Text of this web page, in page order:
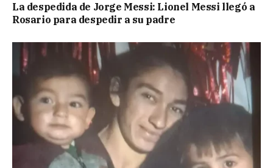
La despedida de Jorge Messi: Lionel Messi llegó a
Rosario para despedir a su padre